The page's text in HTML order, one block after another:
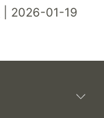
| 2026-01-19